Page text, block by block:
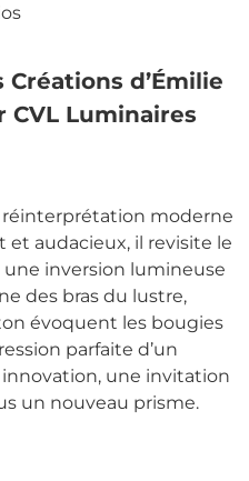
d’Émilie
CVL Luminaires
réinterprétation moderne
et audacieux, il revisite le
inversion lumineuse
des bras du lustre,
évoquent les bougies
parfaite d’un
une invitation
un nouveau prisme.